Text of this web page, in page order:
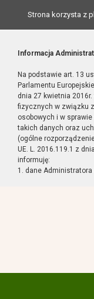
Strona korzysta z
Informacja
Na podstawie art. 13
Parlamentu
dnia 27 kwietnia
fizycznych w związku
osobowych i w sprawie
takich danych oraz
(ogólne
UE. L. 2016.119.1 z
informuję:
1. dane